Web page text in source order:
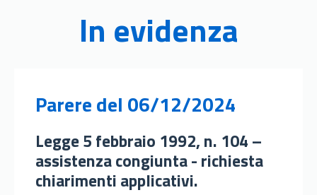
In evidenza
Pareredel 06/12/2024
Legge 5 febbraio 1992, n. 104 –
assistenza congiunta - richiesta
chiarimenti applicativi.